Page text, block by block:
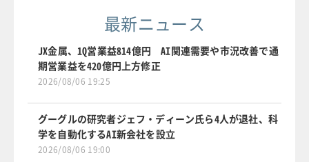
最新ニュース
JX金属、1Q営業益814億円 AI関連需要や市況改善で通
期営業益を420億円上方修正
2026/08/06 19:25
グーグルの研究者ジェフ・ディーン氏ら4人が退社、科
学を自動化するAI新会社を設立
2026/08/06 19:00